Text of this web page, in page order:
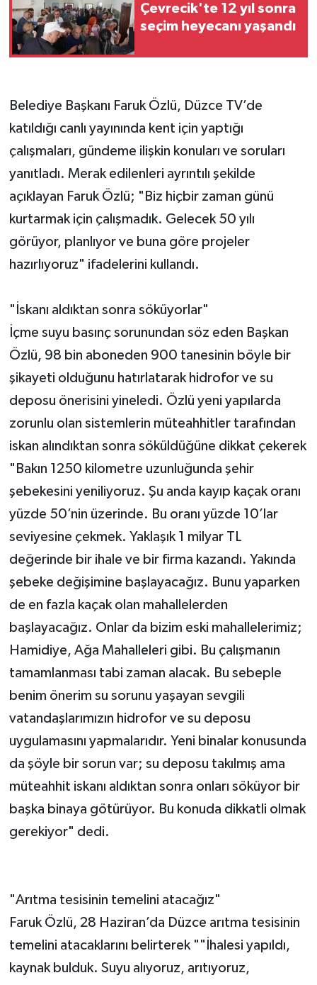
Çevrecik'te 12 yıl sonra
seçim heyecanı yaşandı
Belediye Başkanı Faruk Özlü, Düzce TV’de
katıldığı canlı yayınında kent için yaptığı
çalışmaları, gündeme ilişkin konuları ve soruları
yanıtladı. Merak edilenleri ayrıntılı şekilde
açıklayan Faruk Özlü; "Biz hiçbir zaman günü
kurtarmak için çalışmadık. Gelecek 50 yılı
görüyor, planlıyor ve buna göre projeler
hazırlıyoruz" ifadelerini kullandı.
"İskanı aldıktan sonra söküyorlar"
İçme suyu basınç sorunundan söz eden Başkan
Özlü, 98 bin aboneden 900 tanesinin böyle bir
şikayeti olduğunu hatırlatarak hidrofor ve su
deposu önerisini yineledi. Özlü yeni yapılarda
zorunlu olan sistemlerin müteahhitler tarafından
iskan alındıktan sonra söküldüğüne dikkat çekerek
"Bakın 1250 kilometre uzunluğunda şehir
şebekesini yeniliyoruz. Şu anda kayıp kaçak oranı
yüzde 50’nin üzerinde. Bu oranı yüzde 10’lar
seviyesine çekmek. Yaklaşık 1 milyar TL
değerinde bir ihale ve bir firma kazandı. Yakında
şebeke değişimine başlayacağız. Bunu yaparken
de en fazla kaçak olan mahallelerden
başlayacağız. Onlar da bizim eski mahallelerimiz;
Hamidiye, Ağa Mahalleleri gibi. Bu çalışmanın
tamamlanması tabi zaman alacak. Bu sebeple
benim önerim su sorunu yaşayan sevgili
vatandaşlarımızın hidrofor ve su deposu
uygulamasını yapmalarıdır. Yeni binalar konusunda
da şöyle bir sorun var; su deposu takılmış ama
müteahhit iskanı aldıktan sonra onları söküyor bir
başka binaya götürüyor. Bu konuda dikkatli olmak
gerekiyor" dedi.
"Arıtma tesisinin temelini atacağız"
Faruk Özlü, 28 Haziran’da Düzce arıtma tesisinin
temelini atacaklarını belirterek ""İhalesi yapıldı,
kaynak bulduk. Suyu alıyoruz, arıtıyoruz,